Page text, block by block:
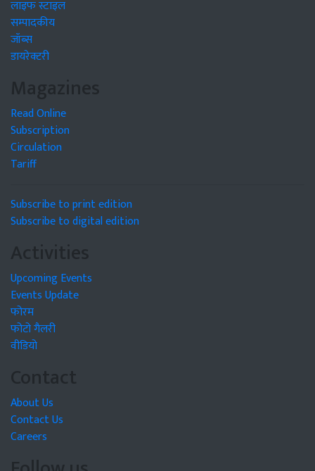
लाइफ स्टाइल
सम्पादकीय
जॉब्स
डायरेक्टरी
Magazines
Read Online
Subscription
Circulation
Tariff
Subscribe to print edition
Subscribe to digital edition
Activities
Upcoming Events
Events Update
फोरम
फोटो गैलरी
वीडियो
Contact
About Us
Contact Us
Careers